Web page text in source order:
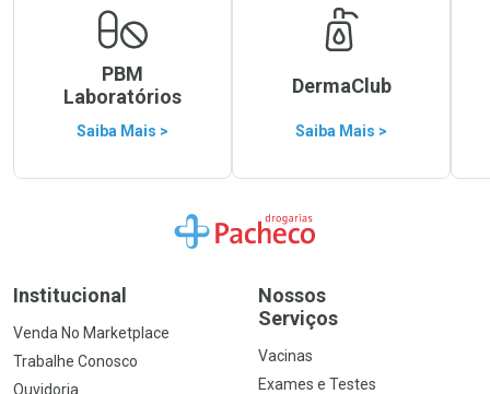
PBM
Laboratórios
Saiba Mais >
DermaClub
Saiba Mais >
Ir para a Home
Institucional
Venda No Marketplace
Trabalhe Conosco
Ouvidoria
Nossos
Serviços
Vacinas
Exames e Testes